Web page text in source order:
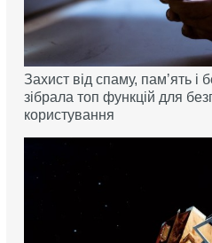
Захист від спаму, памʼять і
зібрала топ функцій для
користування